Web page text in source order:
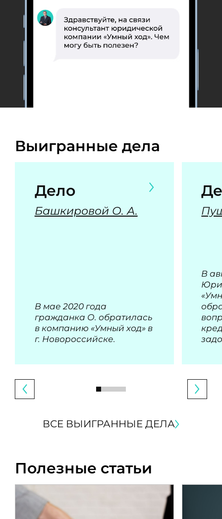
Выигранные дела
Дело
Башкировой О. А.
В мае 2020 года
гражданка О. обратилась
в компанию «Умный ход» в
г. Новороссийске.
В
ВСЕ ВЫИГРАННЫЕ ДЕЛА
Полезные статьи